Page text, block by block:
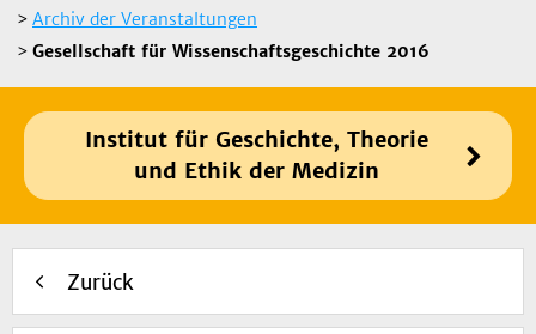
> Archiv der Veranstaltungen
> Gesellschaft für Wissenschaftsgeschichte 2016
Institut für Geschichte, Theorie
und Ethik der Medizin
Zurück